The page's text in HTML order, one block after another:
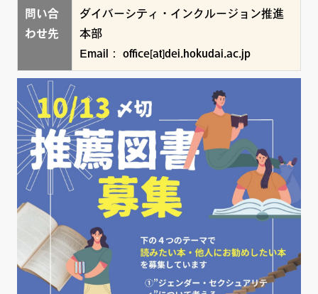
問い合
わせ先
ダイバーシティ・インクルージョン推進
本部
Email： office[at]dei.hokudai.ac.jp